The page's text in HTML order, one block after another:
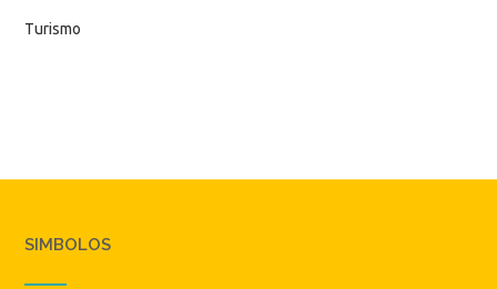
Turismo
SIMBOLOS